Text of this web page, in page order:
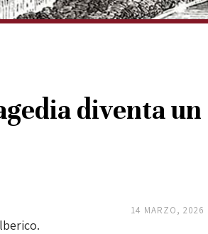
diventa un
14 MARZO, 2026